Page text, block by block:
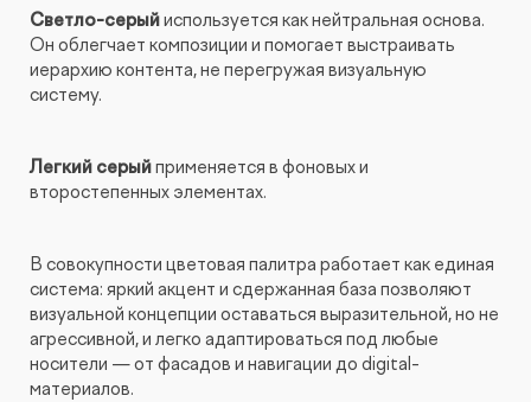
Светло-серыйиспользуется как нейтральная основа.
Он облегчает композиции и помогает выстраивать
иерархию контента, не перегружая визуальную
систему.
Легкий серыйприменяется в фоновых и
второстепенных элементах.
В совокупности цветовая палитра работает как единая
система: яркий акцент и сдержанная база позволяют
визуальной концепции оставаться выразительной, но не
агрессивной, и легко адаптироваться под любые
носители — от фасадов и навигации до digital-
материалов.